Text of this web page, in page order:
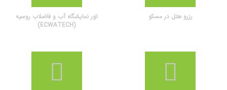
تور نمایشگاه آب و فاضلاب روسیه
(ECWATECH)
رزرو هتل در مسکو